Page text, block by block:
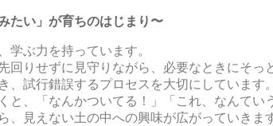
たい」が育ちのはじまり〜
学ぶ力を持っています。
回りせずに見守りながら、必要なときにそっ
、試行錯誤するプロセスを大切にしています。
と、「なんかついてる！」「これ、なんて
、見えない土の中への興味が広がっていきます